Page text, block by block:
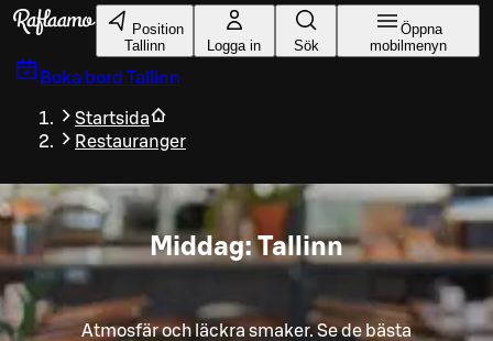
Gå till huvudinnehållet
Position
Tallinn
Logga in Sök
Öppna
mobilmenyn
Boka bord Tallinn
Startsida
Restauranger
Middag: Tallinn
Atmosfär och läckra smaker. Se de bästa